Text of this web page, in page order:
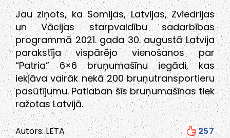
Jau ziņots, ka Somijas, Latvijas, Zviedrijas
un Vācijas starpvaldību sadarbības
programmā 2021. gada 30. augustā Latvija
parakstīja vispārējo vienošanos par
“Patria” 6×6 bruņumašīnu iegādi, kas
iekļāva vairāk nekā 200 bruņutransportieru
pasūtījumu. Patlaban šīs bruņumašīnas tiek
ražotas Latvijā.
Autors: LETA
257